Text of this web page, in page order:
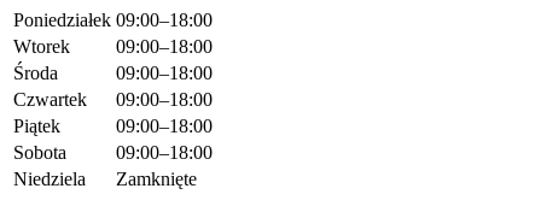
Poniedziałek 09:00–18:00
Wtorek
09:00–18:00
Środa
09:00–18:00
Czwartek
09:00–18:00
Piątek
09:00–18:00
Sobota
09:00–18:00
Niedziela
Zamknięte